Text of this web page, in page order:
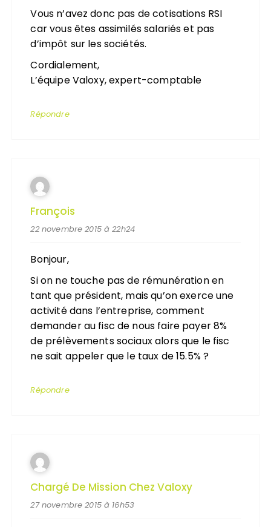
Vous n’avez donc pas de cotisations RSI
car vous êtes assimilés salariés et pas
d’impôt sur les sociétés.
Cordialement,
L’équipe Valoxy, expert-comptable
Répondre
François
22 novembre 2015 à 22h24
Bonjour,
Si on ne touche pas de rémunération en
tant que président, mais qu’on exerce une
activité dans l’entreprise, comment
demander au fisc de nous faire payer 8%
de prélèvements sociaux alors que le fisc
ne sait appeler que le taux de 15.5% ?
Répondre
Chargé De Mission Chez Valoxy
27 novembre 2015 à 16h53